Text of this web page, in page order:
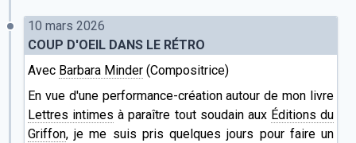
10 mars 2026
COUP D'OEIL DANS LE RÉTRO
Avec Barbara Minder (Compositrice)
En vue d'une performance-création autour de mon livre
Lettres intimes à paraître tout soudain aux Éditions du
Griffon, je me suis pris quelques jours pour faire un